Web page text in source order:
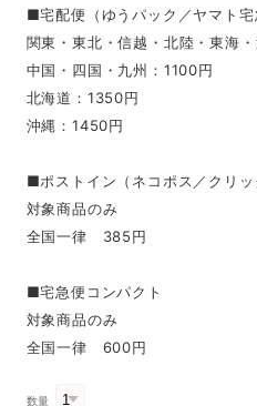
■宅配便（ゆうパック／ヤマト宅
関東・東北・信越・北陸・東海
中国・四国・九州：1100円
北海道：1350円
沖縄：1450円
■ポストイン（ネコポス／クリッ
対象商品のみ
全国一律 385円
■宅急便コンパクト
対象商品のみ
全国一律 600円
数量